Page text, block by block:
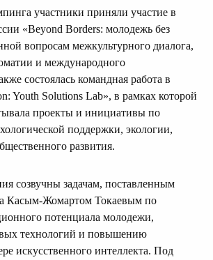
участники приняли участие в
«Beyond Borders: молодежь без
вопросам межкультурного диалога,
и международного
состоялась командная работа в
Youth Solutions Lab», в рамках которой
проекты и инициативы по
поддержки, экологии,
развития.
созвучны задачам, поставленным
Касым-Жомартом Токаевым по
потенциала молодежи,
технологий и повышению
искусственного интеллекта. Под